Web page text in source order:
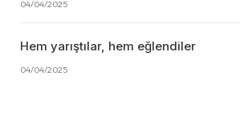
04/04/2025
Hem yarıştılar, hem eğlendiler
04/04/2025